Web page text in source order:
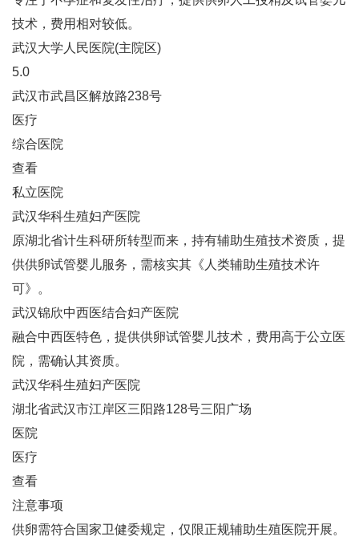
技术，费用相对较低‌。
武汉大学人民医院(主院区)
5.0
武汉市武昌区解放路238号
医疗
综合医院
查看
私立医院
武汉华科生殖妇产医院‌
原湖北省计生科研所转型而来，持有辅助生殖技术资质，提
供供卵试管婴儿服务，需核实其《人类辅助生殖技术许
可》‌。
武汉锦欣中西医结合妇产医院‌
融合中西医特色，提供供卵试管婴儿技术，费用高于公立医
院，需确认其资质‌。
武汉华科生殖妇产医院
湖北省武汉市江岸区三阳路128号三阳广场
医院
医疗
查看
注意事项
供卵需符合国家卫健委规定，仅限正规辅助生殖医院开展‌。